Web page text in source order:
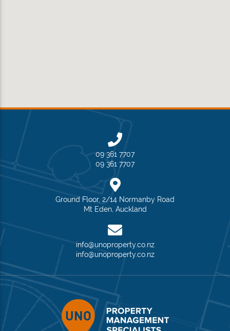
09 361 7707
09 361 7707
Ground Floor, 2/14 Normanby Road
Mt Eden, Auckland
info@unoproperty.co.nz
info@unoproperty.co.nz